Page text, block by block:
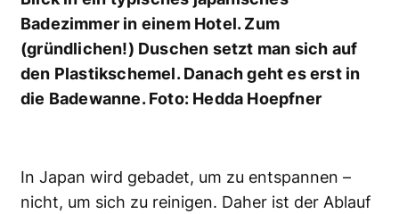
Badezimmer in einem Hotel. Zum
(gründlichen!) Duschen setzt man sich auf
den Plastikschemel. Danach geht es erst in
die Badewanne. Foto: Hedda Hoepfner
In Japan wird gebadet, um zu entspannen –
nicht, um sich zu reinigen. Daher ist der Ablauf